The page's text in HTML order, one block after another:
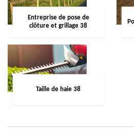
Entreprise de pose de
clôture et grillage 38
Taille de haie 38